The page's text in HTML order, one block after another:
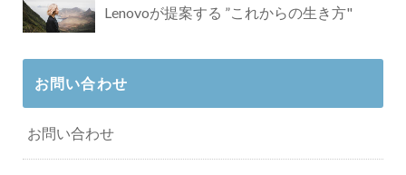
Lenovoが提案する ”これからの生き方"
お問い合わせ
お問い合わせ